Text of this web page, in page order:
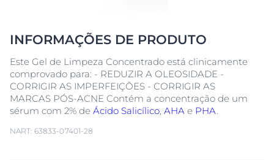
INFORMAÇÕES DE PRODUTO
NART: 63833-07401-28
Este Gel de Limpeza Concentrado está clinicamente
comprovado para: - REDUZIR A OLEOSIDADE -
CORRIGIR AS IMPERFEIÇÕES - CORRIGIR AS
MARCAS PÓS-ACNE Contém a concentração de um
sérum com 2% de Ácido Salicílico, AHA e PHA.